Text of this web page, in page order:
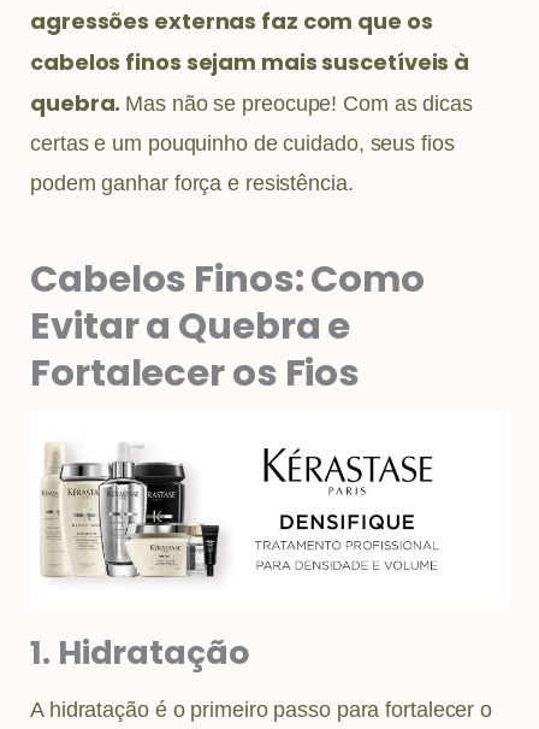
agressões externas faz com que os
cabelos finos sejam mais suscetíveis à
quebra. Mas não se preocupe! Com as dicas
certas e um pouquinho de cuidado, seus fios
podem ganhar força e resistência.
Cabelos Finos: Como
Evitar a Quebra e
Fortalecer os Fios
1. Hidratação
A hidratação é o primeiro passo para fortalecer o